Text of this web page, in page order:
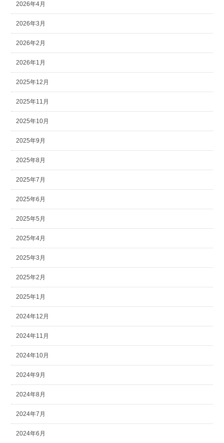
2026年4月
2026年3月
2026年2月
2026年1月
2025年12月
2025年11月
2025年10月
2025年9月
2025年8月
2025年7月
2025年6月
2025年5月
2025年4月
2025年3月
2025年2月
2025年1月
2024年12月
2024年11月
2024年10月
2024年9月
2024年8月
2024年7月
2024年6月